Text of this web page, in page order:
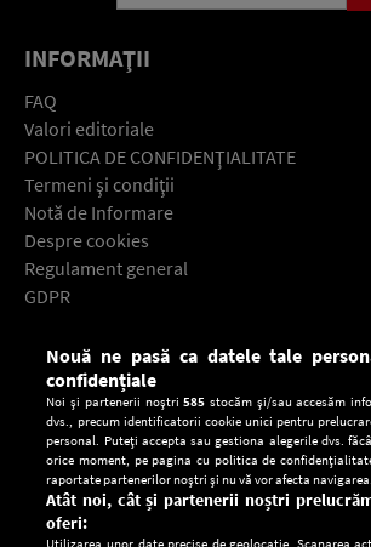
INFORMAŢII
FAQ
Valori editoriale
POLITICA DE CONFIDENŢIALITATE
Termeni şi condiţii
Notă de Informare
Despre cookies
Regulament general
GDPR
Descarcă gratuit aplicaţia Europa FM
Nouă ne pasă ca datele tale
confidențiale
Noi și partenerii noștri585 stocăm și/sau accesăm
dvs., precum identificatorii cookie unici pentru
personal. Puteți accepta sau gestiona alegerile dvs.
orice moment, pe pagina cu politica de
raportate partenerilor noștri și nu vă vor afecta navigarea.
Atât noi, cât și partenerii noștri
oferi:
Utilizarea unor date precise de geolocație. Scanarea